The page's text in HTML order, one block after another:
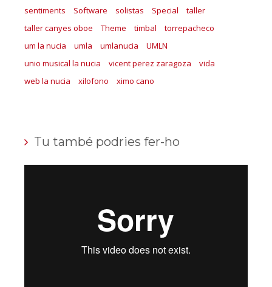
sentiments
Software solistas Special
taller
taller canyes oboe
Theme timbal
torrepacheco
um la nucia
umla umlanucia
UMLN
unio musical la nucia
vicent perez zaragoza
vida
web la nucia
xilofono ximo cano
Tu també podries fer-ho